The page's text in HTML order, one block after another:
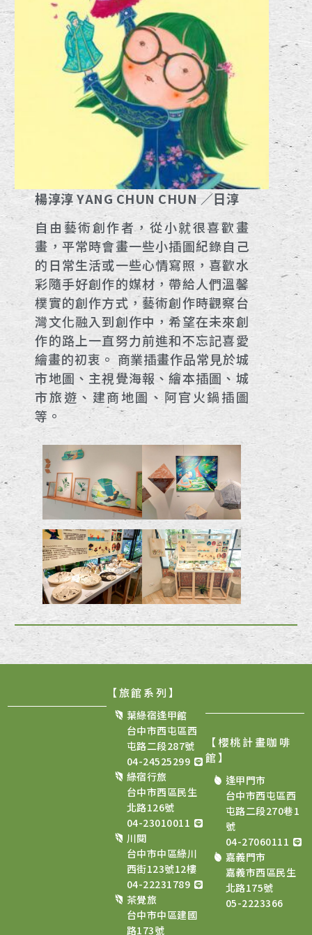
楊淳淳 YANG CHUN CHUN ／日淳
自由藝術創作者，從小就很喜歡畫
畫，平常時會畫一些小插圖紀錄自己
的日常生活或一些心情寫照，喜歡水
彩隨手好創作的媒材，帶給人們溫馨
樸實的創作方式，藝術創作時觀察台
灣文化融入到創作中，希望在未來創
作的路上一直努力前進和不忘記喜愛
繪畫的初衷。 商業插畫作品常見於城
市地圖、主視覺海報、繪本插圖、城
市旅遊、建商地圖、阿官火鍋插圖
等。
【旅館系列】
葉綠宿逢甲館
台中市西屯區西
屯路二段287號
04-24525299
綠宿行旅
台中市西區民生
北路126號
04-23010011
川閱
台中市中區綠川
西街123號12樓
04-22231789
茶覺旅
台中市中區建國
路173號
【櫻桃計畫咖啡
館】
逢甲門市
台中市西屯區西
屯路二段270巷1
號
04-27060111
嘉義門市
嘉義市西區民生
北路175號
05-2223366